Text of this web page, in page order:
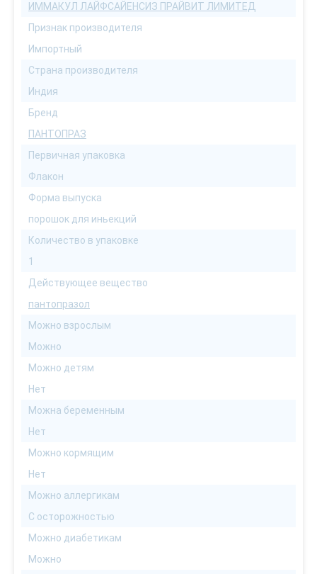
ИММАКУЛ ЛАЙФСАЙЕНСИЗ ПРАЙВИТ ЛИМИТЕД
Признак производителя
Импортный
Страна производителя
Индия
Бренд
ПАНТОПРАЗ
Первичная упаковка
Флакон
Форма выпуска
порошок для иньекций
Количество в упаковке
1
Действующее вещество
пантопразол
Можно взрослым
Можно
Можно детям
Нет
Можна беременным
Нет
Можно кормящим
Нет
Можно аллергикам
С осторожностью
Можно диабетикам
Можно